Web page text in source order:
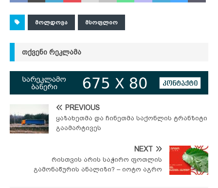
ᲛᲝᲚᲓᲝᲕᲐ ᲛᲡᲝᲤᲚᲘᲝ
ᲗᲥᲕᲔᲜᲘ ᲠᲔᲙᲚᲐᲛᲐ
PREVIOUS
ყაზახეთმა და ჩინეთმა საქონლის ტრანზიტი
გაამარტივეს
NEXT
რისთვის არის საჭირო ფოთლის
გამონაწურის ანალიზი? – იოტო აგრო